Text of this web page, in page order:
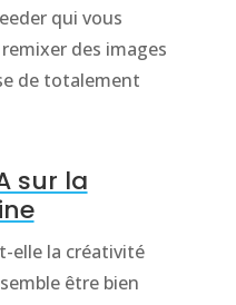
qui vous
des images
de totalement
sur la
elle la créativité
être bien